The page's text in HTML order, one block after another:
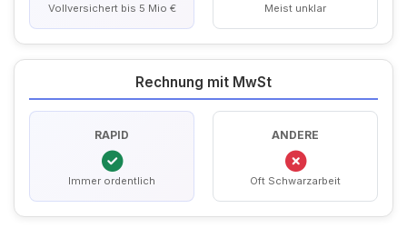
Vollversichert bis 5 Mio € Meist unklar
Rechnung mit MwSt
RAPID
Immer ordentlich
ANDERE
Oft Schwarzarbeit